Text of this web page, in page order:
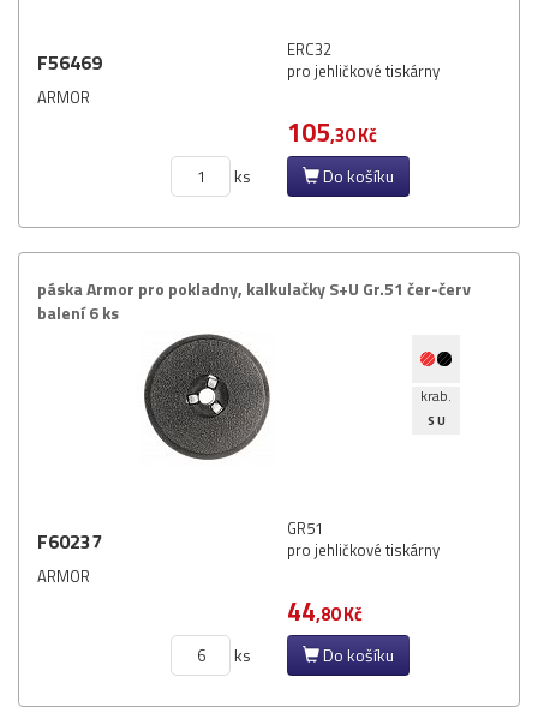
F56469
ARMOR
ERC32
pro jehličkové tiskárny
105,30 Kč
ks Do košíku
páska Armor pro pokladny,​ kalkulačky S+​U Gr.​51 čer-červ
balení 6 ks
krab.
S U
F60237
ARMOR
GR51
pro jehličkové tiskárny
44,80 Kč
ks Do košíku